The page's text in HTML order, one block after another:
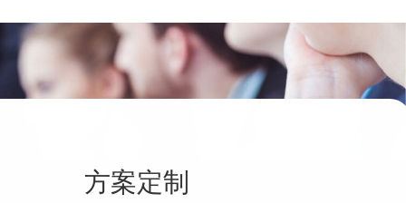
方案定制